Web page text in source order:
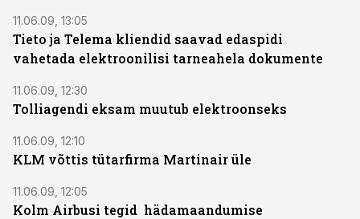
11.06.09, 13:05
Tieto ja Telema kliendid saavad edaspidi
vahetada elektroonilisi tarneahela dokumente
11.06.09, 12:30
Tolliagendi eksam muutub elektroonseks
11.06.09, 12:10
KLM võttis tütarfirma Martinair üle
11.06.09, 12:05
Kolm Airbusi tegid hädamaandumise